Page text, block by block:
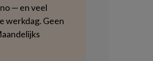
— en veel
werkdag. Geen